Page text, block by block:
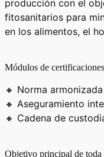
producción con el
fitosanitarios para
en los alimentos, el
Módulos de
🔸 Norma
🔸 Aseguramiento
🔸 Cadena de
Objetivo principal de toda